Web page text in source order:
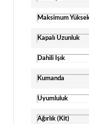
Maksimum
Kapalı Uzunluk
Dahili Işık
Kumanda
Uyumluluk
Ağırlık (Kit)